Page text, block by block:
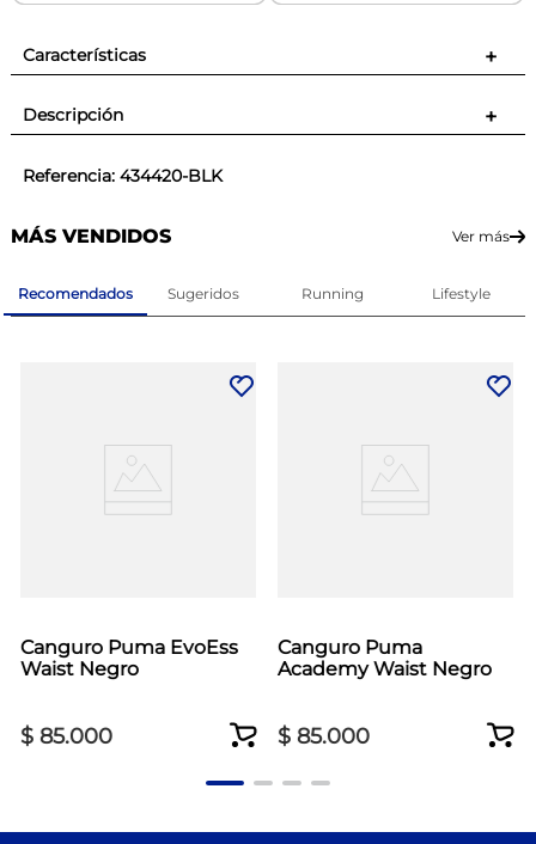
Características +
Descripción +
Referencia: 434420-BLK
MÁS VENDIDOS Ver más
Recomendados Sugeridos Running Lifestyle
Canguro Puma EvoEss
Waist Negro
$ 85.000
Canguro Puma
Academy Waist Negro
$ 85.000